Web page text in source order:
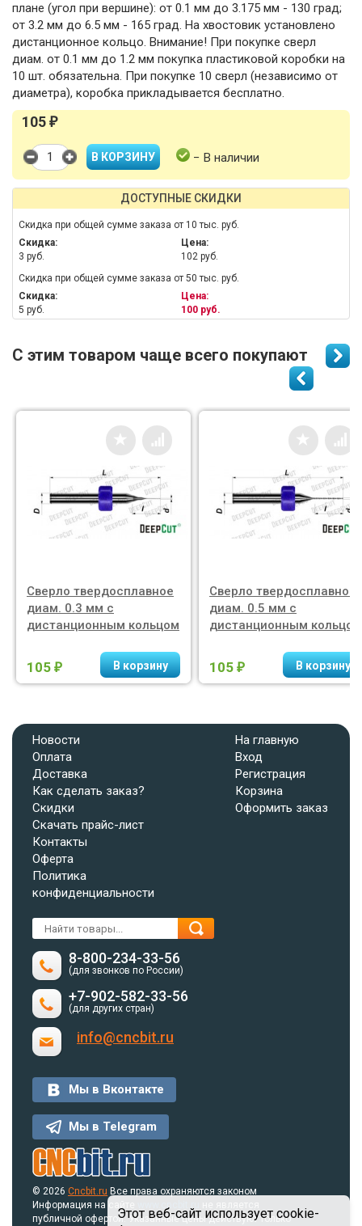
Этот веб-сайт использует cookie-
плане (угол при вершине): от 0.1 мм до 3.175 мм - 130 град;
от 3.2 мм до 6.5 мм - 165 град. На хвостовик установлено
дистанционное кольцо. Внимание! При покупке сверл
диам. от 0.1 мм до 1.2 мм покупка пластиковой коробки на
10 шт. обязательна. При покупке 10 сверл (независимо от
диаметра), коробка прикладывается бесплатно.
105 ₽
− В наличии
ДОСТУПНЫЕ СКИДКИ
Скидка при общей сумме заказа от 10 тыс. руб.
Скидка:
3 руб.
Цена:
102 руб.
Скидка при общей сумме заказа от 50 тыс. руб.
Скидка:
5 руб.
Цена:
100 руб.
С этим товаром чаще всего покупают
Сверло твердосплавное
диам. 0.3 мм с
дистанционным кольцом
105 ₽
Сверло твердосплавное
диам. 0.5 мм с
дистанционным кольцом
105 ₽
Новости
Оплата
Доставка
Как сделать заказ?
Скидки
Скачать прайс-лист
Контакты
Оферта
Политика
конфиденциальности
На главную
Вход
Регистрация
Корзина
Оформить заказ
8-800-234-33-56
(для звонков по России)
+7-902-582-33-56
(для других стран)
info@cncbit.ru
Мы в Вконтакте
Мы в Telegram
© 2026 Cncbit.ru Все права охраняются законом
Информация на сайте
www.cncbit.ru
публичной офертой. Указанные цены действуют только